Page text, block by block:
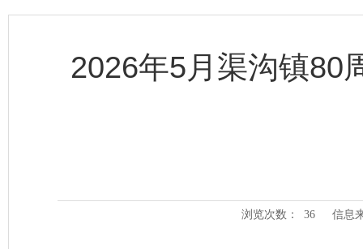
2026年5月渠沟镇80
浏览次数： 36 信息